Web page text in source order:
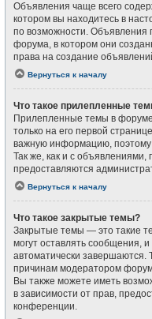
Объявления чаще всего
котором вы находитесь в
по возможности. Объявления
форума, в котором они
права на создание
Вернуться к началу
Что такое прилепленные
Прилепленные темы в
только на его первой
важную информацию,
Так же, как и с
предоставляются
Вернуться к началу
Что такое закрытые темы?
Закрытые темы — это такие
могут оставлять сообщения,
автоматически завершаются.
причинам модератором
Вы также можете иметь
в зависимости от прав,
конференции.